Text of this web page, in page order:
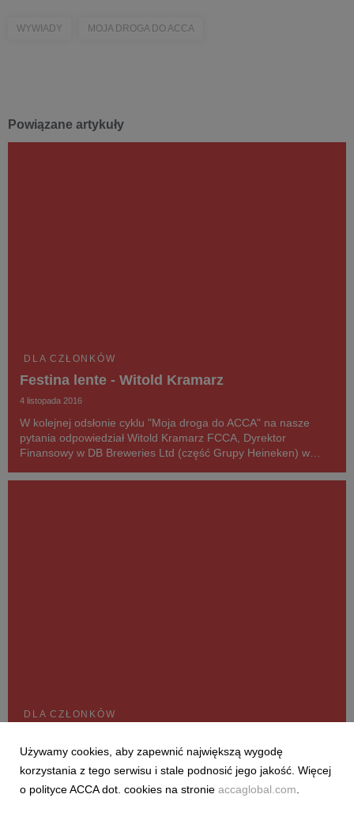
WYWIADY MOJA DROGA DO ACCA
Powiązane artykuły
DLA CZŁONKÓW
Festina lente - Witold Kramarz
4 listopada 2016
W kolejnej odsłonie cyklu "Moja droga do ACCA" na nasze
pytania odpowiedział Witold Kramarz FCCA, Dyrektor
Finansowy w DB Breweries Ltd (część Grupy Heineken) w
Hospitality Group, Drinkworks Pty Limited (Australia),...
DLA CZŁONKÓW
Członkostwo w ACCA to ukoronowanie wieloletniej, ciężkiej
pracy, zarówno zawodowej, jak i w trakcie przygotowywania się
do wymagających egzaminów. Członków organizacji
Używamy cookies, aby zapewnić największą wygodę
korzystania z tego serwisu i stale podnosić jego jakość. Więcej
o polityce ACCA dot. cookies na stronie accaglobal.com